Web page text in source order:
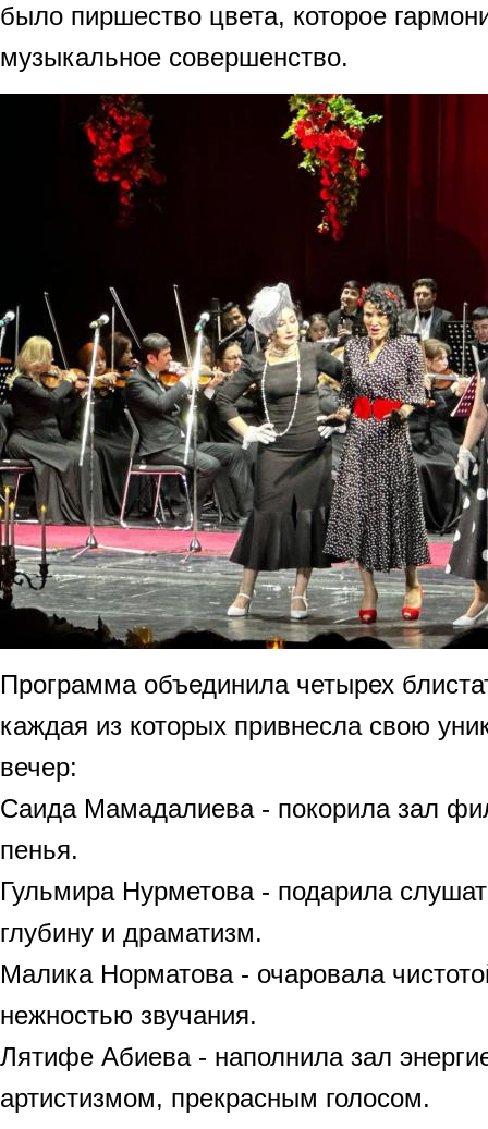
было пиршество цвета, которое
музыкальное совершенство.
Программа объединила четырех
каждая из которых привнесла свою
вечер:
Саида Мамадалиева - покорила зал
пенья.
Гульмира Нурметова - подарила
глубину и драматизм.
Малика Норматова - очаровала
нежностью звучания.
Лятифе Абиева - наполнила зал
артистизмом, прекрасным голосом.